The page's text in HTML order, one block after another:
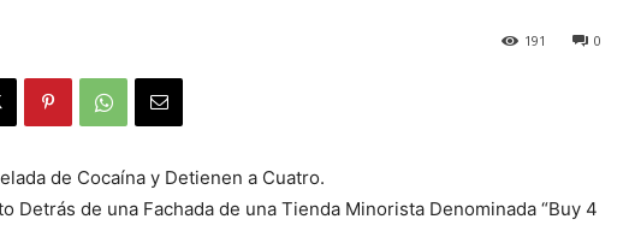
0
191
de Cocaína y Detienen a Cuatro.
Detrás de una Fachada de una Tienda Minorista Denominada “Buy 4